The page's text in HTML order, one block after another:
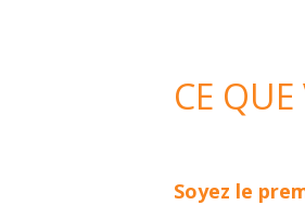
CE
Soyez le